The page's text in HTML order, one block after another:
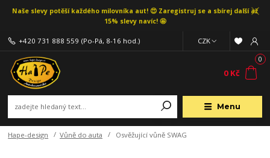
Naše slevy potěší každého milovníka aut! 😍 Zaregistruj se a sbírej další až
15% slevy navíc! 🤩
Menu
CZK
+420 731 888 559 (Po-Pá, 8-16 hod.)
0
0 Kč
Hape-design Vůně do auta Osvěžující vůně SWAG